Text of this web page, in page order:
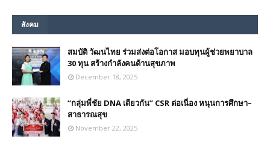
สังคม
สมบัติ วัฒนไทย ร่วมส่งต่อโอกาส มอบทุนผู้ช่วยพยาบาล
30 ทุน สร้างกำลังคนด้านสุขภาพ
December 18, 2025
“กลุ่มพี่ชัย DNA เดียวกัน” CSR ต่อเนื่อง หนุนการศึกษา–
สาธารณสุข
November 22, 2025